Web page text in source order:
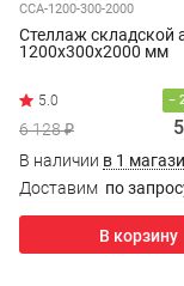
ССА-1200-300-2000
Стеллаж складской
1200x300x2000 мм
−
6 128 ₽
В наличии в 1
Доставим по
В корзину